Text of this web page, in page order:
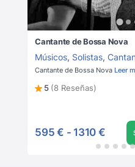
Cantante de Bossa Nova
Músicos, Solistas,
Cantante de Bossa Nova Leer
5 (8 Reseñas)
595 € - 1310 €